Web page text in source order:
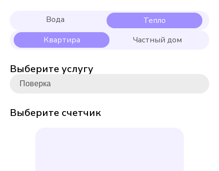
Выберите услугу
Выберите счетчик